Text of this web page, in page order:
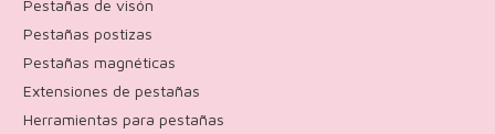
Pestañas de visón
Pestañas postizas
Pestañas magnéticas
Extensiones de pestañas
Herramientas para pestañas